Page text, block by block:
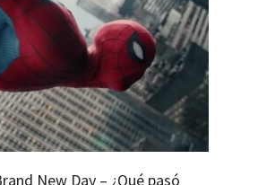
New Day – ¿Qué pasó